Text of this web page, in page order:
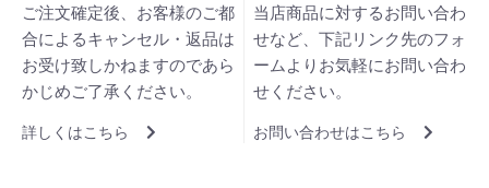
ご注文確定後、お客様のご都
合によるキャンセル・返品は
お受け致しかねますのであら
かじめご了承ください。
詳しくはこちら
当店商品に対するお問い合わ
せなど、下記リンク先のフォ
ームよりお気軽にお問い合わ
せください。
お問い合わせはこちら